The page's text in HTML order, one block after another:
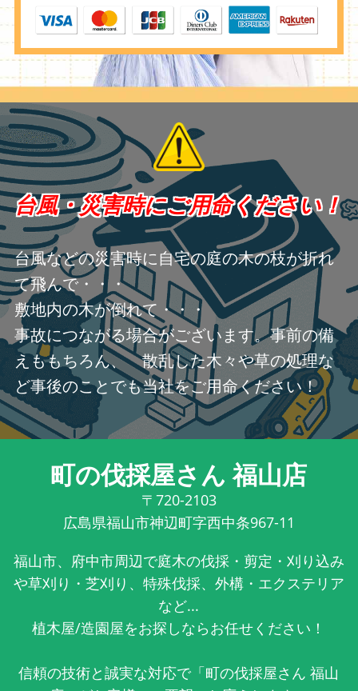
台風・災害時にご用命ください！
台風などの災害時に自宅の庭の木の枝が折れ
て飛んで・・・
敷地内の木が倒れて・・・
事故につながる場合がございます。事前の備
えももちろん、 散乱した木々や草の処理な
ど事後のことでも当社をご用命ください！
町の伐採屋さん 福山店
〒720-2103
広島県福山市神辺町字西中条967-11
福山市、府中市周辺で庭木の伐採・剪定・刈り込み
や草刈り・芝刈り、特殊伐採、外構・エクステリア
など...
植木屋/造園屋をお探しならお任せください！
信頼の技術と誠実な対応で「町の伐採屋さん 福山